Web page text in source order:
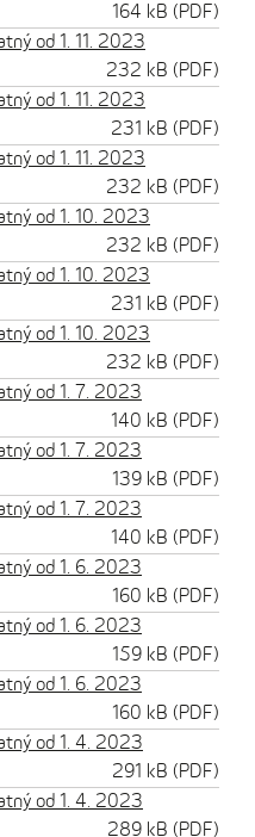
164 kB (PDF)
od 1. 11. 2023
232 kB (PDF)
od 1. 11. 2023
231 kB (PDF)
od 1. 11. 2023
232 kB (PDF)
od 1. 10. 2023
232 kB (PDF)
od 1. 10. 2023
231 kB (PDF)
od 1. 10. 2023
232 kB (PDF)
od 1. 7. 2023
140 kB (PDF)
od 1. 7. 2023
139 kB (PDF)
od 1. 7. 2023
140 kB (PDF)
od 1. 6. 2023
160 kB (PDF)
od 1. 6. 2023
159 kB (PDF)
od 1. 6. 2023
160 kB (PDF)
od 1. 4. 2023
291 kB (PDF)
od 1. 4. 2023
289 kB (PDF)